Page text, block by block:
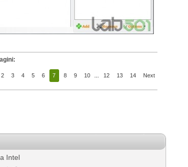
2 3 4 5 6 7 8 9 10 12 13 14 Next
Intel